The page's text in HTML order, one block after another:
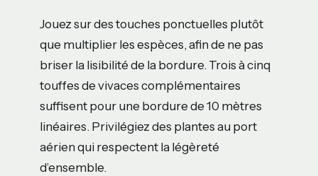
Jouez sur des touches ponctuelles plutôt
que multiplier les espèces, afin de ne pas
briser la lisibilité de la bordure. Trois à cinq
touffes de vivaces complémentaires
suffisent pour une bordure de 10 mètres
linéaires. Privilégiez des plantes au port
aérien qui respectent la légèreté
d’ensemble.